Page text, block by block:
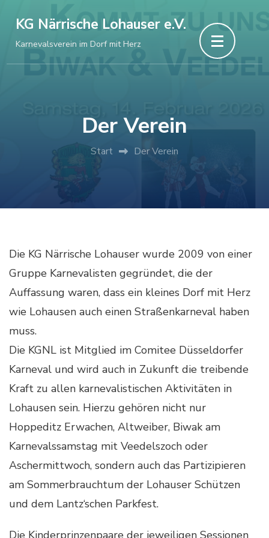
Inhalt
springen
(Enter
KG Närrische Lohauser e.V.
Karnevalsverein im Dorf mit Herz
Der Verein
Start Der Verein
Die KG Närrische Lohauser wurde 2009 von einer
Gruppe Karnevalisten gegründet, die der
Auffassung waren, dass ein kleines Dorf mit Herz
wie Lohausen auch einen Straßenkarneval haben
muss.
Die KGNL ist Mitglied im Comitee Düsseldorfer
Karneval und wird auch in Zukunft die treibende
Kraft zu allen karnevalistischen Aktivitäten in
Lohausen sein. Hierzu gehören nicht nur
Hoppeditz Erwachen, Altweiber, Biwak am
Karnevalssamstag mit Veedelszoch oder
Aschermittwoch, sondern auch das Partizipieren
am Sommerbrauchtum der Lohauser Schützen
und dem Lantz‘schen Parkfest.
Die Kinderprinzenpaare der jeweiligen Sessionen